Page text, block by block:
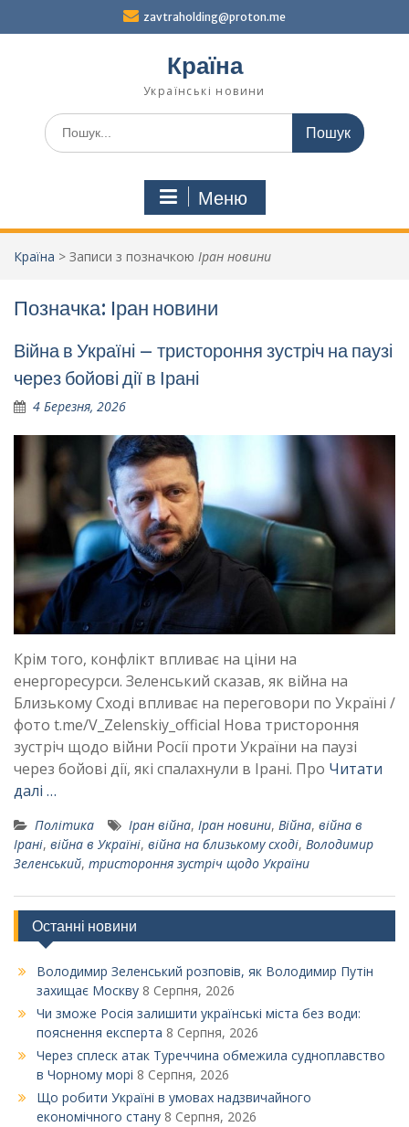
zavtraholding@proton.me
Країна
Українські новини
Шукати:
Меню
Країна > Записи з позначкою Іран новини
Позначка: Іран новини
Війна в Україні – тристороння зустріч на паузі
через бойові дії в Ірані
4 Березня, 2026
Крім того, конфлікт впливає на ціни на
енергоресурси. Зеленський сказав, як війна на
Близькому Сході впливає на переговори по Україні /
фото t.me/V_Zelenskiy_official Нова тристороння
зустріч щодо війни Росії проти України на паузі
через бойові дії, які спалахнули в Ірані. Про Читати
далі …
Політика Іран війна, Іран новини, Війна, війна в
Ірані, війна в Україні, війна на близькому сході, Володимир
Зеленський, тристороння зустріч щодо України
Останні новини
Володимир Зеленський розповів, як Володимир Путін
захищає Москву 8 Серпня, 2026
Чи зможе Росія залишити українські міста без води:
пояснення експерта 8 Серпня, 2026
Через сплеск атак Туреччина обмежила судноплавство
в Чорному морі 8 Серпня, 2026
Що робити Україні в умовах надзвичайного
економічного стану 8 Серпня, 2026